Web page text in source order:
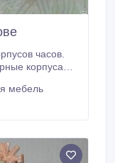
часов.
корпуса
сложности,
и
мебель